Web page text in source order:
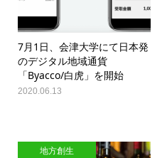
7月1日、会津大学にて日本発
のデジタル地域通貨
「Byacco/白虎」を開始
2020.06.13
地方創生